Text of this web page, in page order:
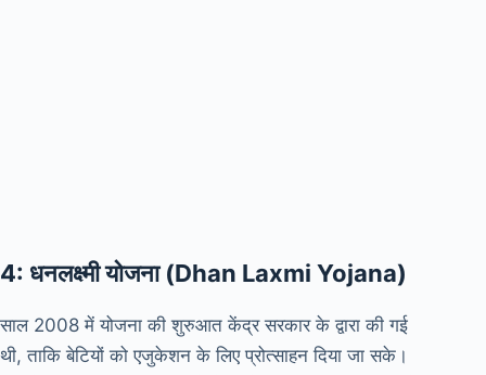
4: धनलक्ष्मी योजना (Dhan Laxmi Yojana)
साल 2008 में योजना की शुरुआत केंद्र सरकार के द्वारा की गई
थी, ताकि बेटियों को एजुकेशन के लिए प्रोत्साहन दिया जा सके।